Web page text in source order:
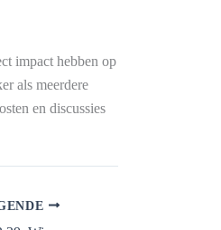
impact hebben op
als meerdere
en discussies